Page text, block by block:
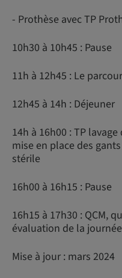
- Prothèse avec TP
10h30 à 10h45 : Pause
11h à 12h45 : Le
12h45 à 14h : Déjeuner
14h à 16h00 : TP
mise en place des
stérile
16h00 à 16h15 : Pause
16h15 à 17h30 : QCM,
évaluation de la journée
Mise à jour : mars 2024